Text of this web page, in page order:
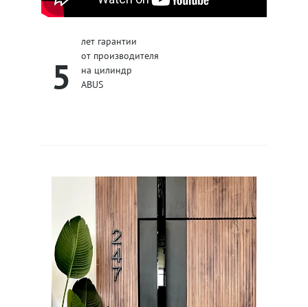
5
лет гарантии
от производителя
на цилиндр
ABUS